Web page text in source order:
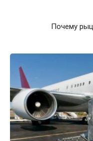
Почему